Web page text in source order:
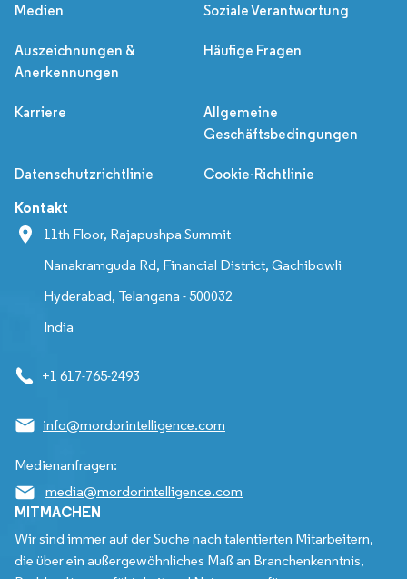
Medien Soziale Verantwortung
Auszeichnungen &
Anerkennungen
Häufige Fragen
Karriere
Allgemeine
Geschäftsbedingungen
Datenschutzrichtlinie Cookie-Richtlinie
Kontakt
11th Floor, Rajapushpa Summit
Nanakramguda Rd, Financial District, Gachibowli
Hyderabad, Telangana - 500032
India
+1 617-765-2493
info@mordorintelligence.com
Medienanfragen:
media@mordorintelligence.com
MITMACHEN
Wir sind immer auf der Suche nach talentierten Mitarbeitern,
die über ein außergewöhnliches Maß an Branchenkenntnis,